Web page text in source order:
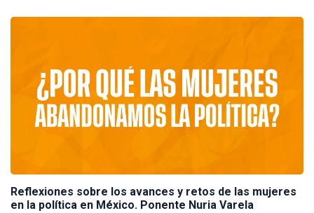
Reflexiones sobre los avances y retos de las mujeres
en la política en México. Ponente Nuria Varela